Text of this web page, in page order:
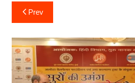
Post
navigation
Prev